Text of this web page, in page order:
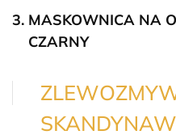
MASKOWNICA NA
CZARNY